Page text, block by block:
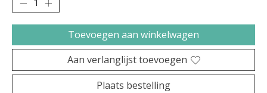
Toevoegen aan winkelwagen
Aan verlanglijst toevoegen
Plaats bestelling